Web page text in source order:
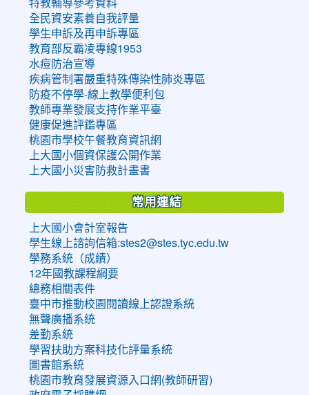
特教輔導參考資料
全民資安素養自我評量
學生申訴及再申訴專區
教育部反霸凌專線1953
水痘防治宣導
疾病管制署嚴重特殊傳染性肺炎專區
防疫不停學-線上教學便利包
教師專業發展支持作業平臺
健康促進評鑑專區
桃園市學校午餐教育資訊網
上大國小個資保護公開作業
上大國小災害防救計畫書
常用連結
上大國小會計室報告
學生線上諮詢信箱:stes2@stes.tyc.edu.tw
學務系統（成績）
12年國教課程綱要
總務相關表件
臺中市推動校園閱讀線上認證系統
無聲廣播系統
差勤系統
學習扶助方案科技化評量系統
圖書館系統
桃園市教育發展資源入口網(教師研習)